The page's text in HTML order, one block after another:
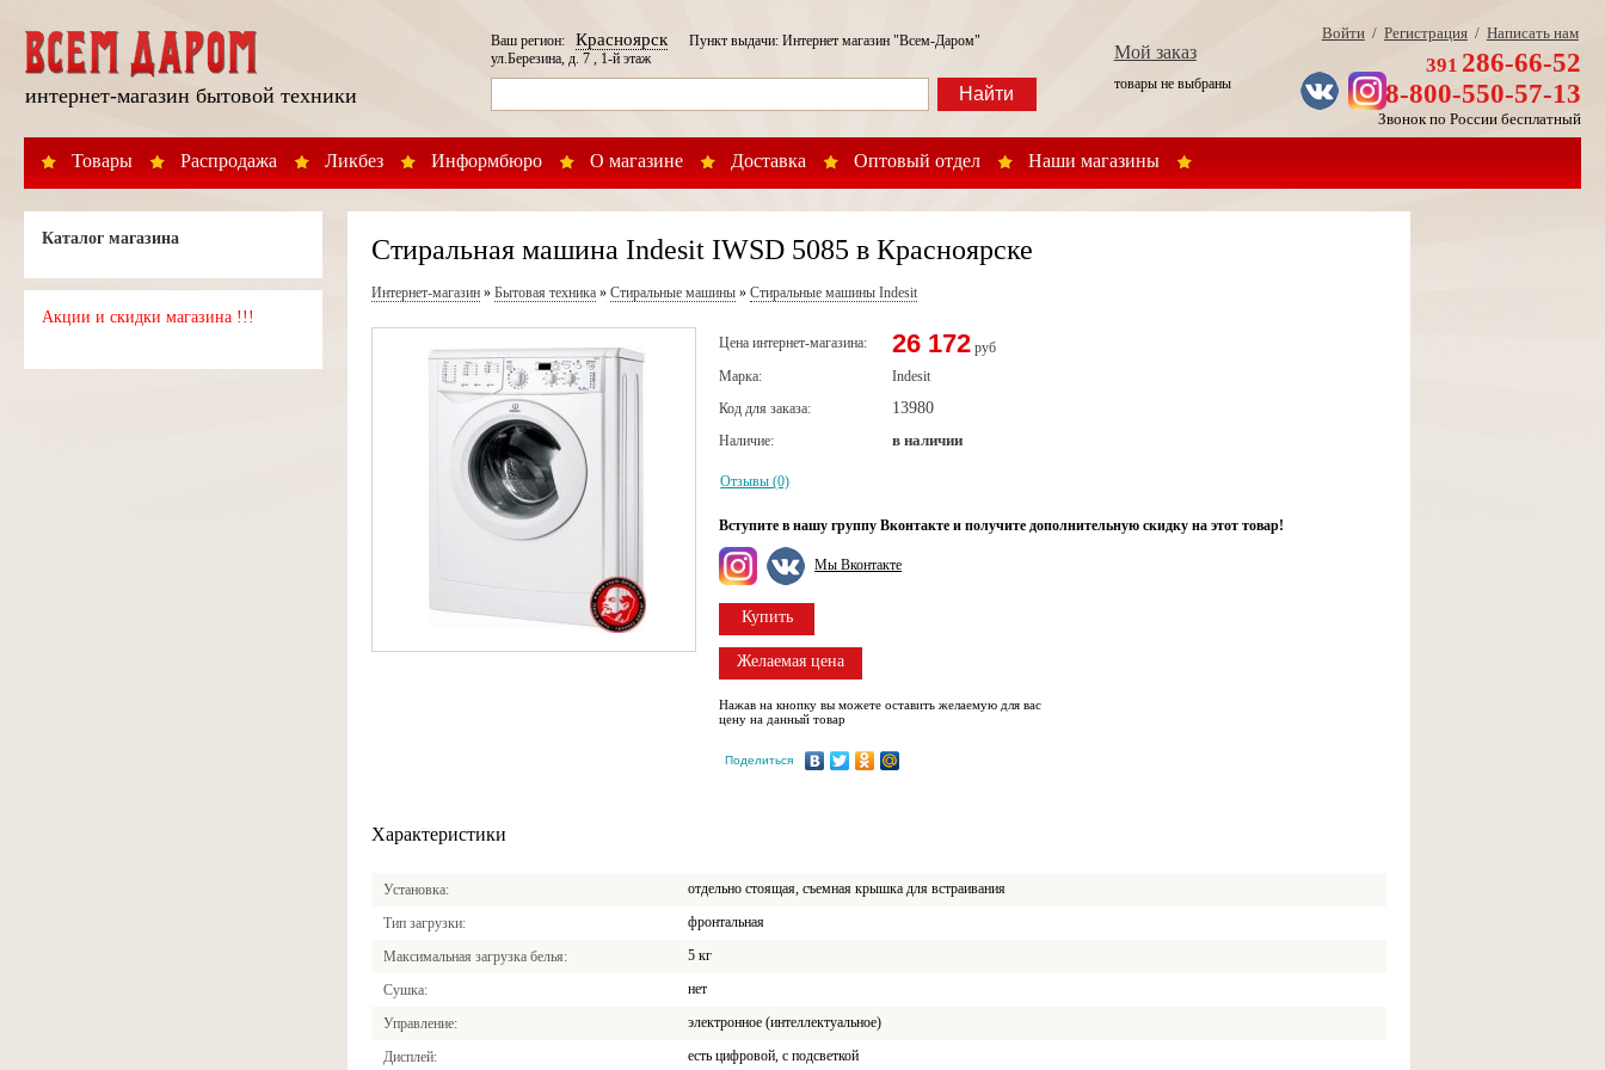
интернет-магазин бытовой техники
Товары Распродажа Ликбез Информбюро О магазине Доставка Оптовый отдел Наши магазины
Ваш регион:КрасноярскПункт выдачи: Интернет магазин "Всем-Даром"
ул.Березина, д. 7 , 1-й этаж
Найти
Мой заказ
товары не выбраны
Войти/ Регистрация/ Написать нам
391 286-66-52
8-800-550-57-13
Звонок по России бесплатный
Каталог магазина
Акции и скидки магазина !!!
Стиральная машина Indesit IWSD 5085 в Красноярске
Интернет-магазин »Бытовая техника »Стиральные машины »Стиральные машины Indesit
Цена интернет-магазина: 26 172 руб
Марка:
Indesit
Код для заказа:
13980
Наличие: в наличии
Отзывы (0)
Вступите в нашу группу Вконтакте и получите дополнительную скидку на этот товар!
Мы Вконтакте
Купить
Желаемая цена
Нажав на кнопку вы можете оставить желаемую для вас
цену на данный товар
Поделиться
Характеристики
Установка отдельно стоящая, съемная крышка для встраивания
Тип загрузки фронтальная
Максимальная загрузка белья 5 кг
Сушка нет
Управление электронное (интеллектуальное)
Дисплей есть цифровой, с подсветкой